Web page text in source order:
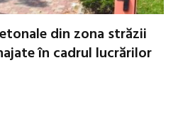
din zona străzii
în cadrul lucrărilor